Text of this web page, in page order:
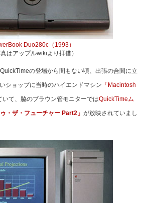
Duo280c（1993）
真はアップルwikiより拝借）
の登場から間もない頃、出張の合間に立
ショップに当時のハイエンドマシン 「Macintosh
いて、脇のブラウン管モニターではQuickTimeム
ゥ・ザ・フューチャー Part2」 が放映されていまし